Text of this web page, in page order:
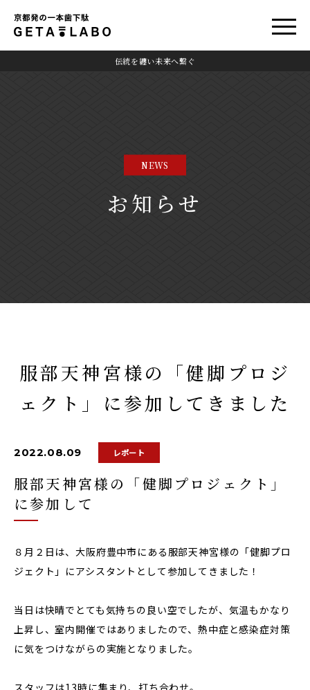
伝統を纏い未来へ繋ぐ
NEWS
お知らせ
服部天神宮様の「健脚プロジ
ェクト」に参加してきました
2022.08.09 レポート
服部天神宮様の「健脚プロジェクト」
に参加して
８月２日は、大阪府豊中市にある服部天神宮様の「健脚プロ
ジェクト」にアシスタントとして参加してきました！
当日は快晴でとても気持ちの良い空でしたが、気温もかなり
上昇し、室内開催ではありましたので、熱中症と感染症対策
に気をつけながらの実施となりました。